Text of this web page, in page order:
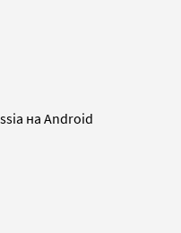
на Android